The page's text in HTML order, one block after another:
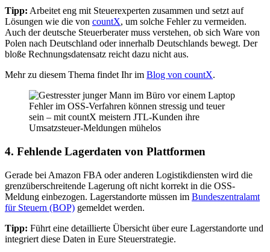
Tipp: Arbeitet eng mit Steuerexperten zusammen und setzt auf
Lösungen wie die von countX, um solche Fehler zu vermeiden.
Auch der deutsche Steuerberater muss verstehen, ob sich Ware von
Polen nach Deutschland oder innerhalb Deutschlands bewegt. Der
bloße Rechnungsdatensatz reicht dazu nicht aus.
Mehr zu diesem Thema findet Ihr im Blog von countX.
Fehler im OSS-Verfahren können stressig und teuer
sein – mit countX meistern JTL-Kunden ihre
Umsatzsteuer-Meldungen mühelos
4. Fehlende Lagerdaten von Plattformen
Gerade bei Amazon FBA oder anderen Logistikdiensten wird die
grenzüberschreitende Lagerung oft nicht korrekt in die OSS-
Meldung einbezogen. Lagerstandorte müssen im Bundeszentralamt
für Steuern (BOP) gemeldet werden.
Tipp: Führt eine detaillierte Übersicht über eure Lagerstandorte und
integriert diese Daten in Eure Steuerstrategie.